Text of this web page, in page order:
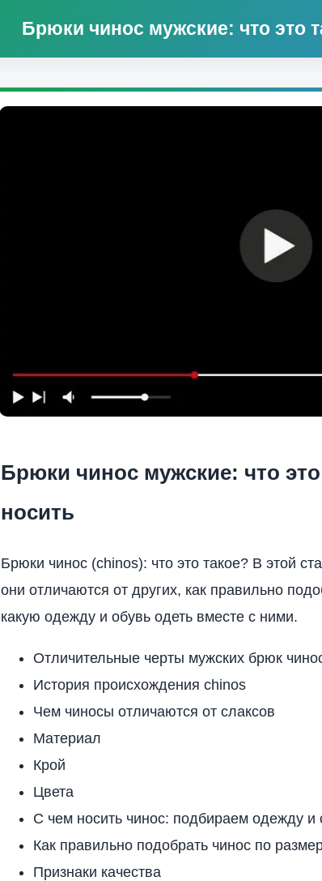
Брюки чинос мужские: что это
Брюки чинос мужские: что
носить
Брюки чинос (chinos): что это такое? В этой
они отличаются от других, как правильно
какую одежду и обувь одеть вместе с ними.
Отличительные черты мужских брюк
История происхождения chinos
Чем чиносы отличаются от слаксов
Материал
Крой
Цвета
С чем носить чинос: подбираем одежду и
Как правильно подобрать чинос по
Признаки качества